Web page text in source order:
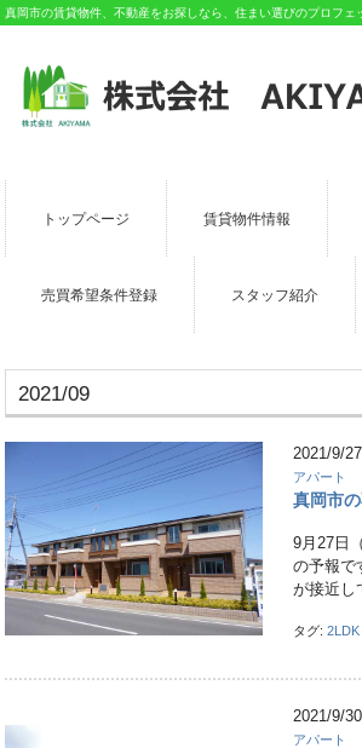
真岡市の賃貸物件、不動産をお探しなら、住まい選びのプロフ
トップページ 賃貸物件情報
売買希望条件登録 スタッフ紹介
2021/09
2021/9/27
アパート
真岡市
9月27日
の予報で
が接近し
タグ:2LDK
2021/9/30
アパート